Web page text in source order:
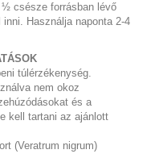
½ csésze forrásban lévő
Használja naponta 2-4
túlérzékenység.
nem okoz
és a
kell tartani az ajánlott
(Veratrum nigrum)